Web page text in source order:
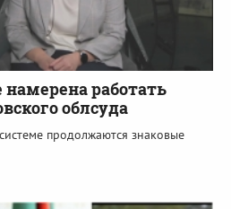
работать
облсуда
продолжаются знаковые